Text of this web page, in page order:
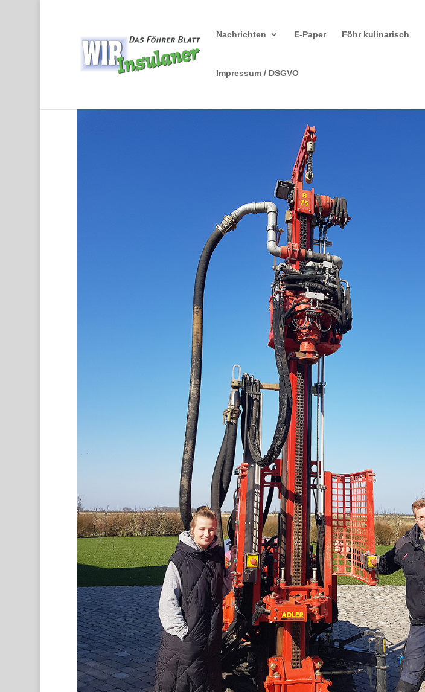
Nachrichten E-Paper Föhr kulinarisch
Impressum / DSGVO